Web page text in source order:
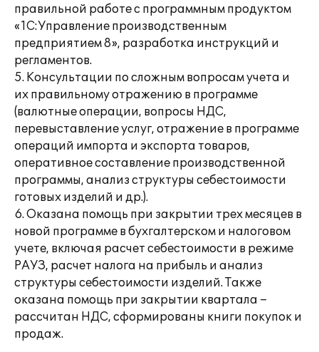
правильной работе с программным продуктом
«1С:Управление производственным
предприятием 8», разработка инструкций и
регламентов.
5. Консультации по сложным вопросам учета и
их правильному отражению в программе
(валютные операции, вопросы НДС,
перевыставление услуг, отражение в программе
операций импорта и экспорта товаров,
оперативное составление производственной
программы, анализ структуры себестоимости
готовых изделий и др.).
6. Оказана помощь при закрытии трех месяцев в
новой программе в бухгалтерском и налоговом
учете, включая расчет себестоимости в режиме
РАУЗ, расчет налога на прибыль и анализ
структуры себестоимости изделий. Также
оказана помощь при закрытии квартала –
рассчитан НДС, сформированы книги покупок и
продаж.